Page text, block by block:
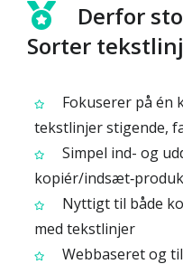
Derfor
Sorter
Fokuserer på én
tekstlinjer stigende,
Simpel ind- og
kopiér/
Nyttigt til både
med tekstlinjer
Webbaseret og